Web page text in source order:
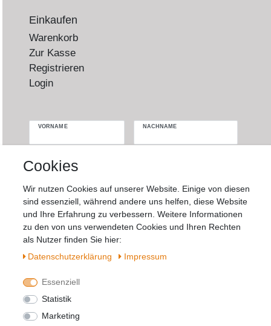
Einkaufen
Warenkorb
Zur Kasse
Registrieren
Login
VORNAME NACHNAME
E-MAIL **
Newsletter
Honig
Hiermit bestätige ich, dass ich dieDaten­
schutz­erklärunggelesen habe. Meine
Einwilligung kann ich jederzeit widerrufen.**
Abonnieren
** Hierbei handelt es sich um ein Pflichtfeld.
Widerrufs­recht
Cookies
Wir nutzen Cookies auf unserer Website. Einige von diesen
sind essenziell, während andere uns helfen, diese Website
und Ihre Erfahrung zu verbessern. Weitere Informationen
zu den von uns verwendeten Cookies und Ihren Rechten
als Nutzer finden Sie hier:
Daten­schutz­erklärung
Impressum
Essenziell
Statistik
Marketing